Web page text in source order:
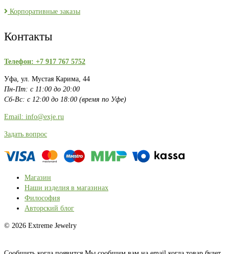
Корпоративные заказы
Контакты
Телефон: +7 917 767 5752
Уфа, ул. Мустая Карима, 44
Пн-Пт: с 11:00 до 20:00
Сб-Вс: с 12:00 до 18:00 (время по Уфе)
Email: info@exje.ru
Задать вопрос
Магазин
Наши изделия в магазинах
Философия
Авторский блог
© 2026 Extreme Jewelry